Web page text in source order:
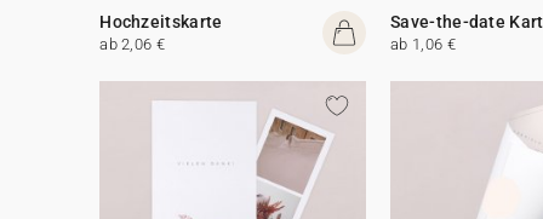
Hochzeitskarte
ab 2,06 €
Save-the-date
ab 1,06 €